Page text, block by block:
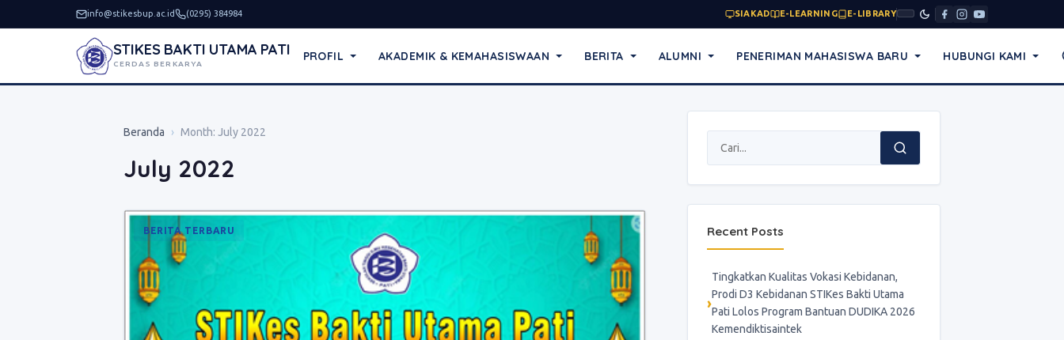
info@stikesbup.ac.id (0295) 384984 SIAKAD E-LEARNING E-LIBRARY
STIKES BAKTI UTAMA PATI
CERDAS BERKARYA
PROFIL AKADEMIK & KEMAHASISWAAN BERITA ALUMNI PENERIMAN MAHASISWA BARU HUBUNGI KAMI
Beranda › Month: July 2022
July 2022
BERITA TERBARU Recent Posts
Tingkatkan Kualitas Vokasi Kebidanan,
Prodi D3 Kebidanan STIKes Bakti Utama
Pati Lolos Program Bantuan DUDIKA 2026
Kemendiktisaintek